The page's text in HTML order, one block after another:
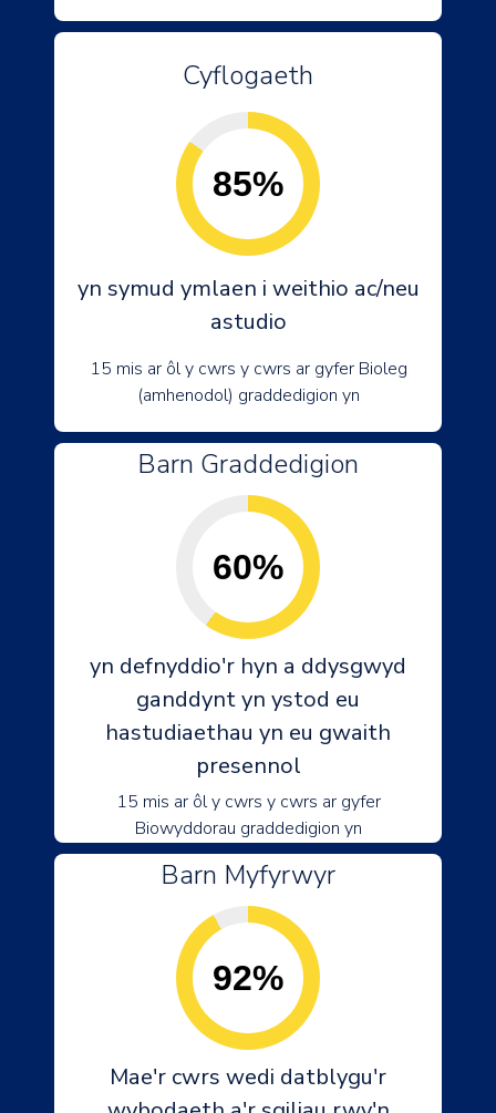
Cyflogaeth
85%
yn symud ymlaen i weithio ac/neu
astudio
15 mis ar ôl y cwrs y cwrs ar gyfer Bioleg
(amhenodol) graddedigion yn
Barn Graddedigion
60%
yn defnyddio'r hyn a ddysgwyd
ganddynt yn ystod eu
hastudiaethau yn eu gwaith
presennol
15 mis ar ôl y cwrs y cwrs ar gyfer
Biowyddorau graddedigion yn
Barn Myfyrwyr
92%
Mae'r cwrs wedi datblygu'r